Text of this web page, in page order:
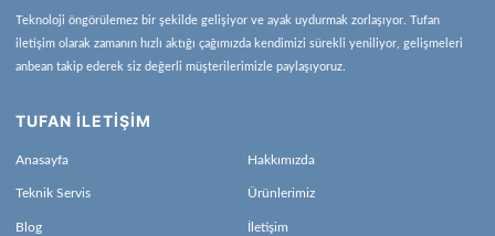
Teknoloji öngörülemez bir şekilde gelişiyor ve ayak uydurmak zorlaşıyor. Tufan
iletişim olarak zamanın hızlı aktığı çağımızda kendimizi sürekli yeniliyor, gelişmeleri
anbean takip ederek siz değerli müşterilerimizle paylaşıyoruz.
TUFAN İLETİŞİM
Anasayfa Hakkımızda
Teknik Servis Ürünlerimiz
Blog İletişim